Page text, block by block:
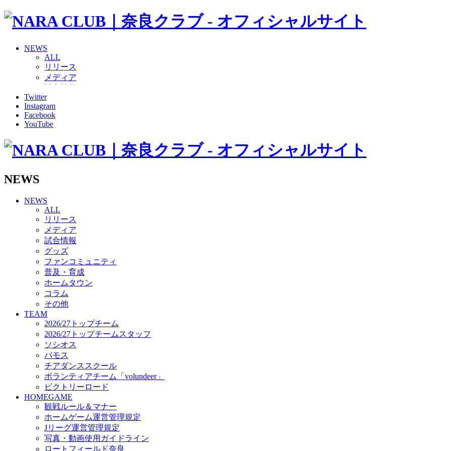
NEWS
ALL
リリース
メディア
グッズ
ファンコミュニティ
普及・育成
ホームタウン
その他
バモス
チアダンススクール
ボランティアチーム「volundeer」
ビクトリーロード
HOMEGAME
観戦ルール＆マナー
ホームゲーム運営管理規定
Jリーグ運営管理規定
写真・動画使用ガイドライン
ロートフィールド奈良
SCHEDULE
2026/27
練習見学時のファンサービスについて
TICKET
奈良クラブ明治安田J3リーグ2026/27シーズン試合観戦チケット
奈良クラブ明治安田Ｊ3リーグ 2026/27シーズン「鹿パス」
観戦ルール＆マナー
FANCOMMUNITY
2026/27ファンコミュニティ
サポートショップ
GOODS
オフィシャルストア（実店舗）
オンラインストア
ACADEMY
アカデミーについて
Twitter
Instagram
Facebook
YouTube
NEWS
NEWS
ALL
リリース
メディア
試合情報
グッズ
ファンコミュニティ
普及・育成
ホームタウン
コラム
その他
TEAM
2026/27トップチーム
2026/27トップチームスタッフ
ソシオス
バモス
チアダンススクール
ボランティアチーム「volundeer」
ビクトリーロード
HOMEGAME
観戦ルール＆マナー
ホームゲーム運営管理規定
Jリーグ運営管理規定
写真・動画使用ガイドライン
ロートフィールド奈良